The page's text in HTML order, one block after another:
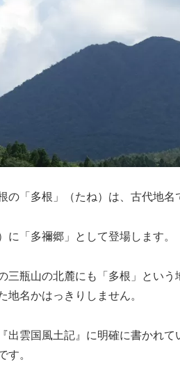
の「多根」（たね）は、古代地名
に「多禰郷」として登場します。
三瓶山の北麓にも「多根」とい
地名かはっきりしません。
出雲国風土記』に明確に書かれて
す。